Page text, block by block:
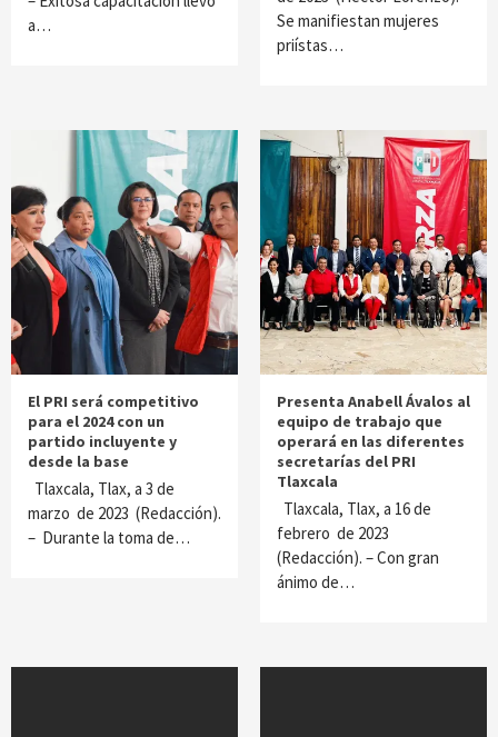
a…
Se manifiestan mujeres
priístas…
El PRI será competitivo
para el 2024 con un
partido incluyente y
desde la base
Tlaxcala, Tlax, a 3 de
marzo de 2023 (Redacción).
– Durante la toma de…
Presenta Anabell Ávalos al
equipo de trabajo que
operará en las diferentes
secretarías del PRI
Tlaxcala
Tlaxcala, Tlax, a 16 de
febrero de 2023
(Redacción). – Con gran
ánimo de…